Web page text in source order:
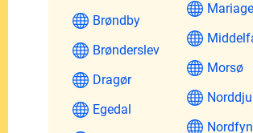
Brøndby
Brønderslev
Dragør
Egedal
Morsø